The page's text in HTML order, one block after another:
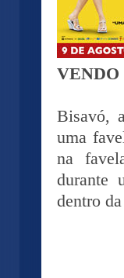
VENDO
Bisavó,
uma
na
durante
dentro